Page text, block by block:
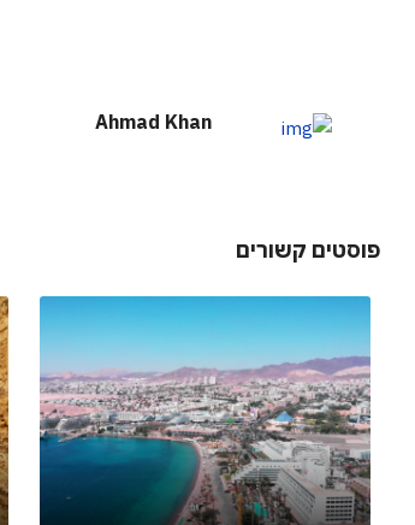
Ahmad Khan
פוסטים קשורים